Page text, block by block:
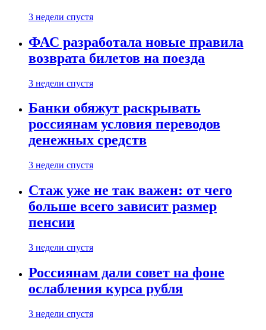
3 недели спустя
ФАС разработала новые правила
возврата билетов на поезда
3 недели спустя
Банки обяжут раскрывать
россиянам условия переводов
денежных средств
3 недели спустя
Стаж уже не так важен: от чего
больше всего зависит размер
пенсии
3 недели спустя
Россиянам дали совет на фоне
ослабления курса рубля
3 недели спустя